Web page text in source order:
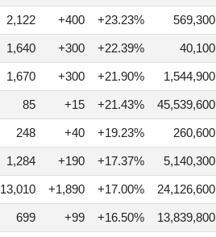
2,122 +400 +23.23% 569,300
1,640 +300 +22.39% 40,100
1,670 +300 +21.90% 1,544,900
85 +15 +21.43% 45,539,600
248 +40 +19.23% 260,600
1,284 +190 +17.37% 5,140,300
13,010 +1,890 +17.00% 24,126,600
699 +99 +16.50% 13,839,800